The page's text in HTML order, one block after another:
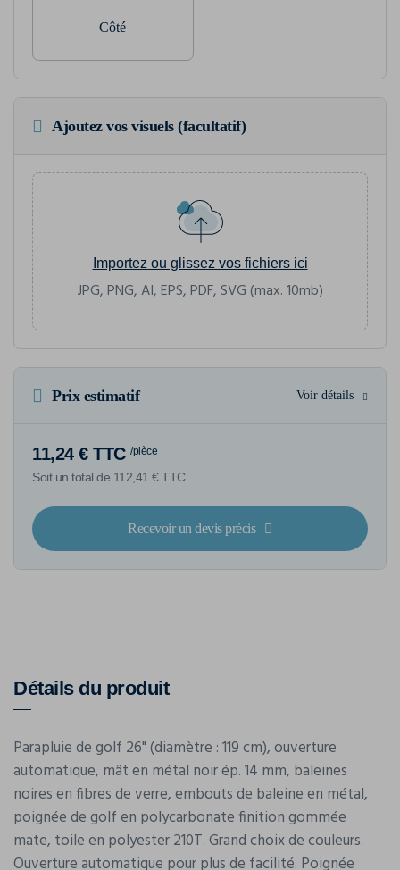
Côté
Ajoutez vos visuels (facultatif)
Importez ou glissez vos fichiers ici
JPG, PNG, AI, EPS, PDF, SVG (max. 10mb)
Prix estimatif Voir détails
11,24 € TTC /pièce
Soit un total de 112,41 € TTC
Recevoir un devis précis
Détails du produit
Parapluie de golf 26" (diamètre : 119 cm), ouverture
automatique, mât en métal noir ép. 14 mm, baleines
noires en fibres de verre, embouts de baleine en métal,
poignée de golf en polycarbonate finition gommée
mate, toile en polyester 210T. Grand choix de couleurs.
Ouverture automatique pour plus de facilité. Poignée